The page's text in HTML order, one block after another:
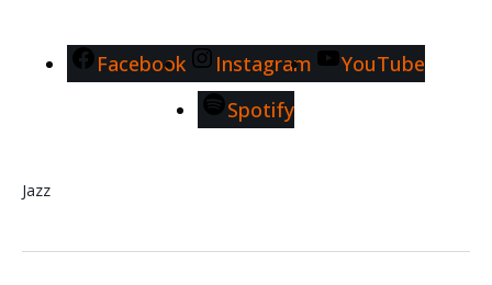
Facebook Instagram
YouTube
Spotify
Jazz